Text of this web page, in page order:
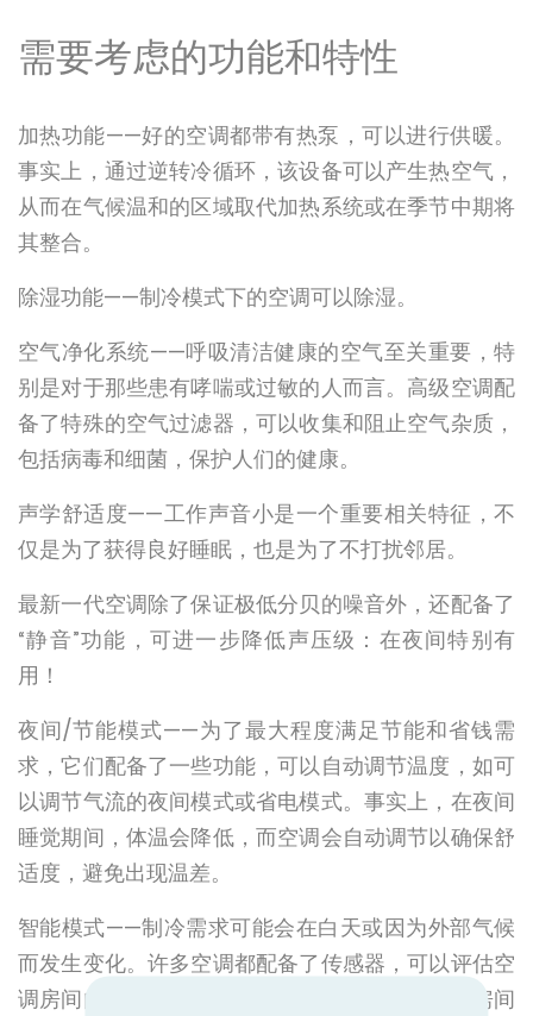
需要考虑的功能和特性
加热功能——好的空调都带有热泵，可以进行供暖。
事实上，通过逆转冷循环，该设备可以产生热空气，
从而在气候温和的区域取代加热系统或在季节中期将
其整合。
除湿功能——制冷模式下的空调可以除湿。
空气净化系统——呼吸清洁健康的空气至关重要，特
别是对于那些患有哮喘或过敏的人而言。高级空调配
备了特殊的空气过滤器，可以收集和阻止空气杂质，
包括病毒和细菌，保护人们的健康。
声学舒适度——工作声音小是一个重要相关特征，不
仅是为了获得良好睡眠，也是为了不打扰邻居。
最新一代空调除了保证极低分贝的噪音外，还配备了
“静音”功能，可进一步降低声压级：在夜间特别有
用！
夜间/节能模式——为了最大程度满足节能和省钱需
求，它们配备了一些功能，可以自动调节温度，如可
以调节气流的夜间模式或省电模式。事实上，在夜间
睡觉期间，体温会降低，而空调会自动调节以确保舒
适度，避免出现温差。
智能模式——制冷需求可能会在白天或因为外部气候
而发生变化。许多空调都配备了传感器，可以评估空
调房间内是否有人以及他们的位置和移动。如果房间